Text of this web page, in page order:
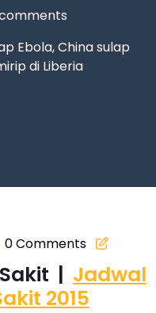
Ebola, China sulap
di Liberia
0 Comments
| Jadwal
2015